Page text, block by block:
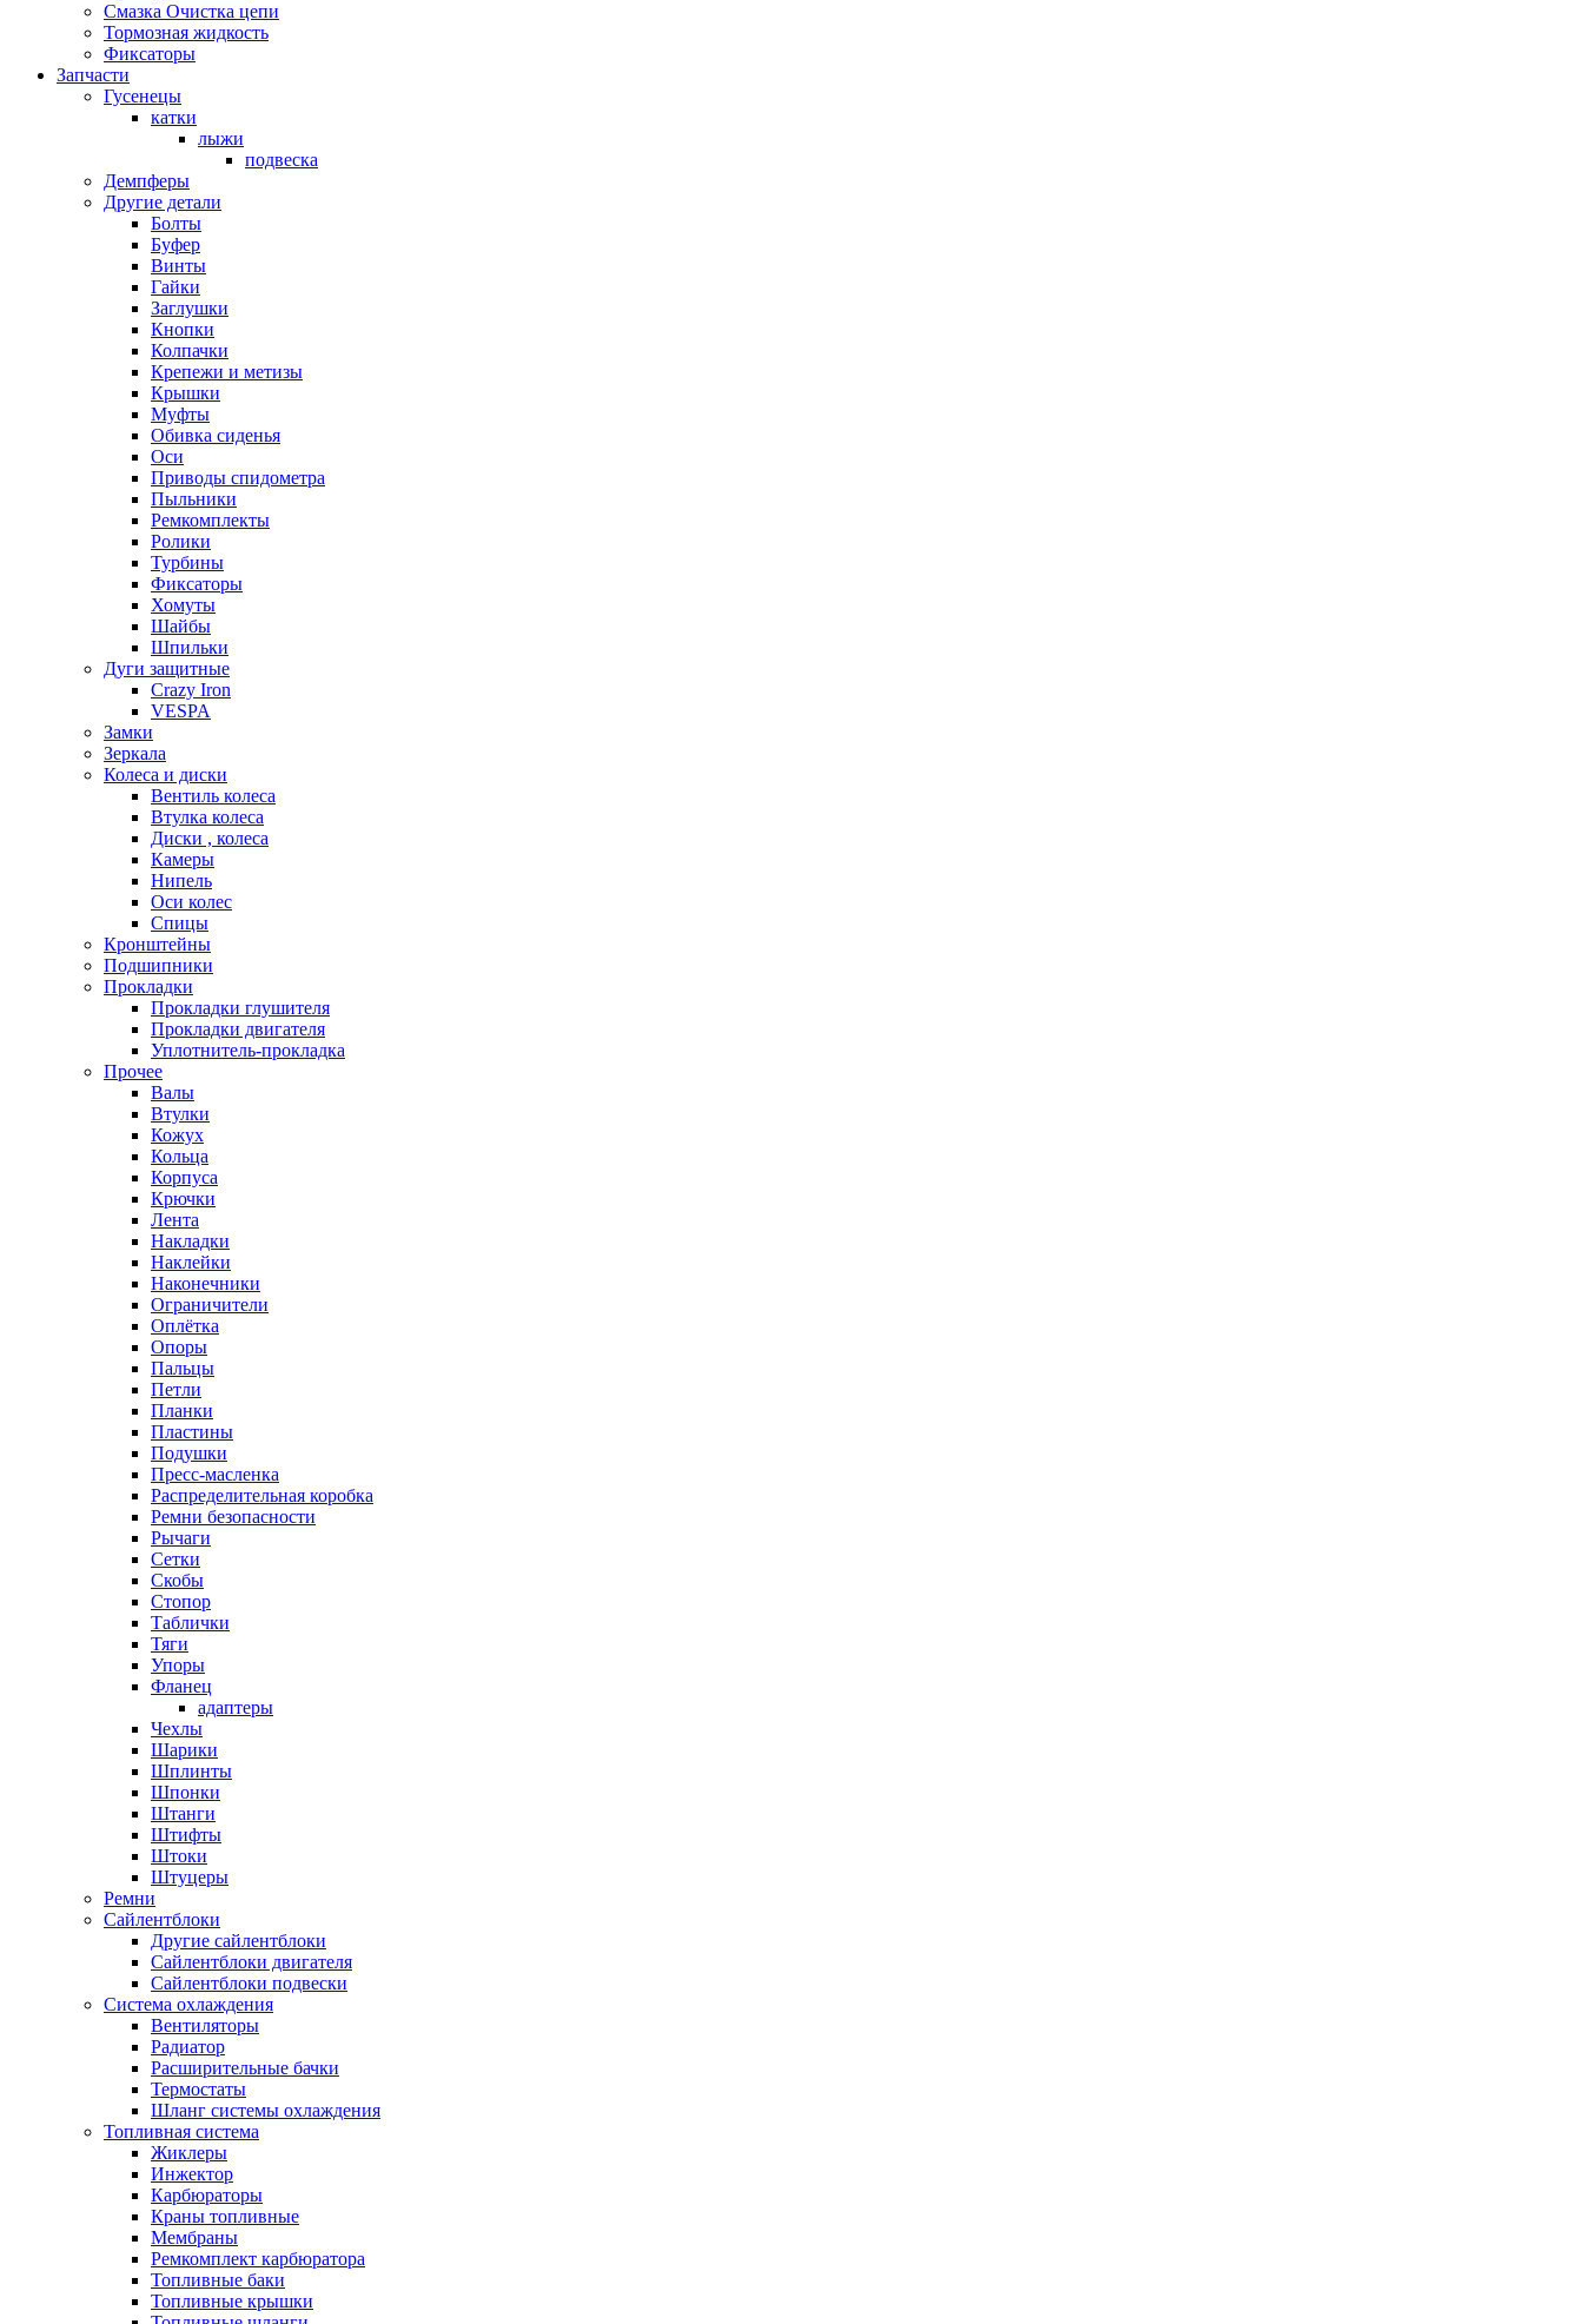
Смазка Очистка цепи
Тормозная жидкость
Фиксаторы
Запчасти
Гусенецы
катки
лыжи
подвеска
Демпферы
Другие детали
Болты
Буфер
Винты
Гайки
Заглушки
Кнопки
Колпачки
Крепежи и метизы
Крышки
Муфты
Обивка сиденья
Оси
Приводы спидометра
Пыльники
Ремкомплекты
Ролики
Турбины
Фиксаторы
Хомуты
Шайбы
Шпильки
Дуги защитные
Crazy Iron
VESPA
Замки
Зеркала
Колеса и диски
Вентиль колеса
Втулка колеса
Диски , колеса
Камеры
Нипель
Оси колес
Спицы
Кронштейны
Подшипники
Прокладки
Прокладки глушителя
Прокладки двигателя
Уплотнитель-прокладка
Прочее
Валы
Втулки
Кожух
Кольца
Корпуса
Крючки
Лента
Накладки
Наклейки
Наконечники
Ограничители
Оплётка
Опоры
Пальцы
Петли
Планки
Пластины
Подушки
Пресс-масленка
Распределительная коробка
Ремни безопасности
Рычаги
Сетки
Скобы
Стопор
Таблички
Тяги
Упоры
Фланец
адаптеры
Чехлы
Шарики
Шплинты
Шпонки
Штанги
Штифты
Штоки
Штуцеры
Ремни
Сайлентблоки
Другие сайлентблоки
Сайлентблоки двигателя
Сайлентблоки подвески
Система охлаждения
Вентиляторы
Радиатор
Расширительные бачки
Термостаты
Шланг системы охлаждения
Топливная система
Жиклеры
Инжектор
Карбюраторы
Краны топливные
Мембраны
Ремкомплект карбюратора
Топливные баки
Топливные крышки